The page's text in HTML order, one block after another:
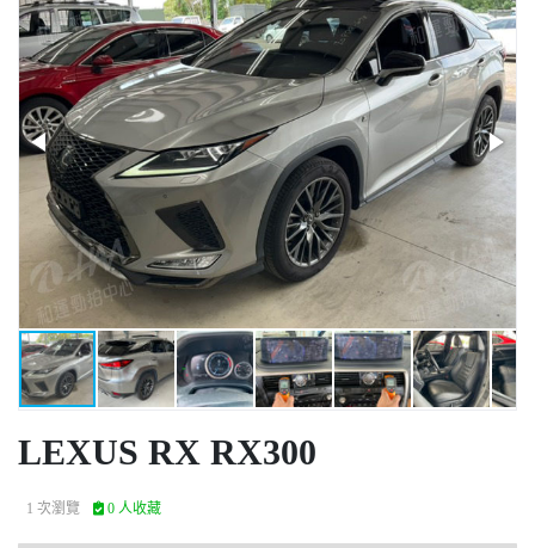
LEXUS RX RX300
1 次瀏覽 0 人收藏